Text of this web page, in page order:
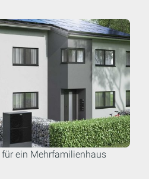
ein Mehrfamilienhaus